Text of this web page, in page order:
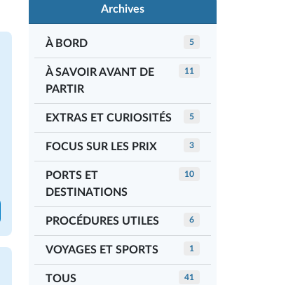
Archives
À BORD 5
À SAVOIR AVANT DE
PARTIR
11
EXTRAS ET CURIOSITÉS 5
FOCUS SUR LES PRIX 3
PORTS ET
DESTINATIONS
10
PROCÉDURES UTILES 6
VOYAGES ET SPORTS 1
TOUS 41